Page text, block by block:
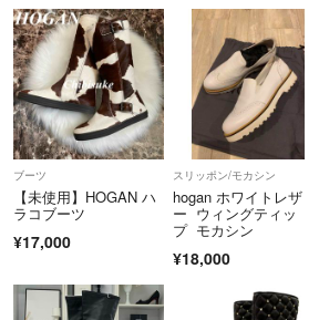
非喫煙でペットもおりません✨
⭐️フォローについて
相互フォロー大歓迎⭕️
上記以外の事につきましても
お気軽にコメント願います♪
ます✨
ブーツ
【未使用】HOGAN ハ
ラコブーツ
¥17,000
スリッポン/モカシン
hogan ホワイトレザ
ー ウィングティッ
プ モカシン
¥18,000